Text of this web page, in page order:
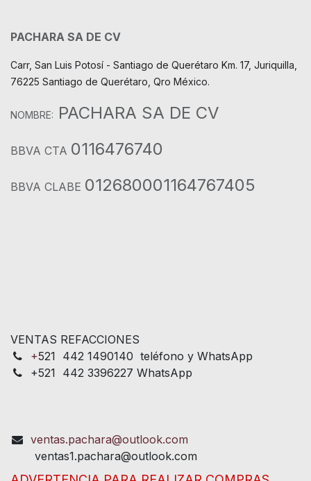
PACHARA SA DE CV
Carr, San Luis Potosí - Santiago de Querétaro Km. 17, Juriquilla,
76225 Santiago de Querétaro, Qro México.
NOMBRE: PACHARA SA DE CV
BBVA CTA 0116476740
BBVA CLABE 012680001164767405
VENTAS REFACCIONES
+521 442 1490140 teléfono y WhatsApp
+521 442 3396227 WhatsApp
ventas.pachara@outlook.com
ventas1.pachara@outlook.com